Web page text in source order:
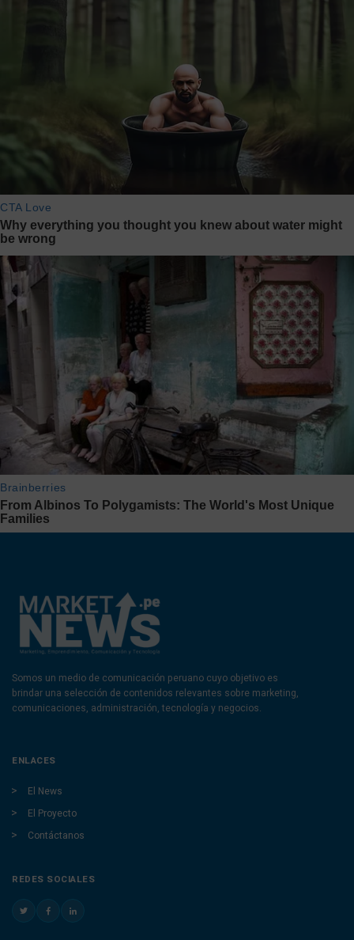
Somos un medio de comunicación peruano cuyo objetivo es
brindar una selección de contenidos relevantes sobre marketing,
comunicaciones, administración, tecnología y negocios.
ENLACES
El News
El Proyecto
Contáctanos
REDES SOCIALES